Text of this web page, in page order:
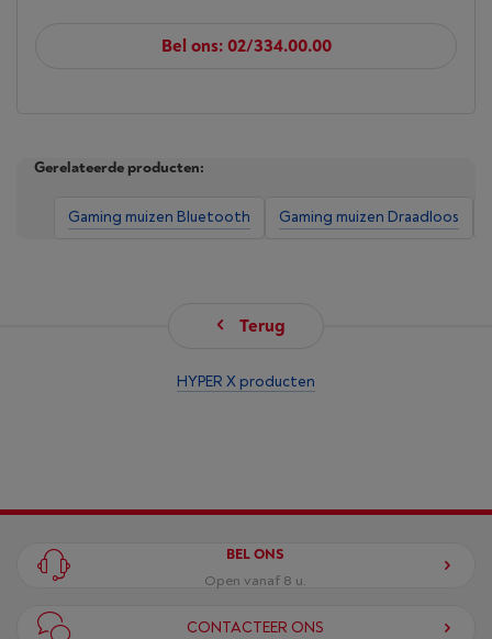
Bel ons: 02/334.00.00
Gerelateerde producten:
Gaming muizen Bluetooth Gaming muizen Draadloos
Terug
HYPER X producten
BEL ONS
Open vanaf 8 u.
CONTACTEER ONS